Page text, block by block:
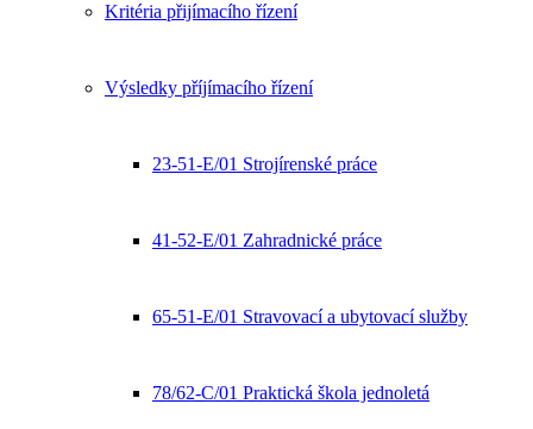
Kritéria přijímacího řízení
Výsledky příjímacího řízení
23-51-E/01 Strojírenské práce
41-52-E/01 Zahradnické práce
65-51-E/01 Stravovací a ubytovací služby
78/62-C/01 Praktická škola jednoletá